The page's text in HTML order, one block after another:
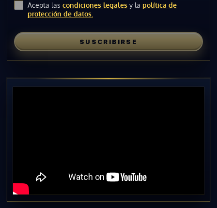
Acepta las condiciones legales y la política de
protección de datos.
SUSCRIBIRSE